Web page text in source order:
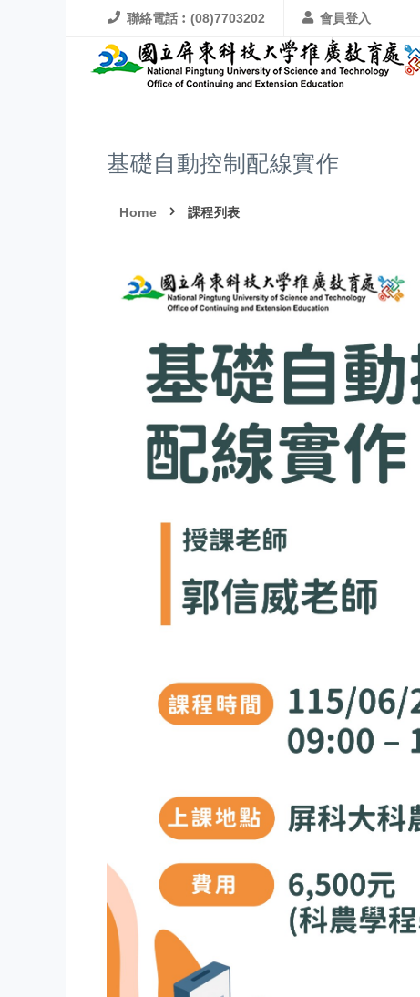
聯絡電話︰(08)7703202 會員登入
基礎自動控制配線實作
Home 課程列表